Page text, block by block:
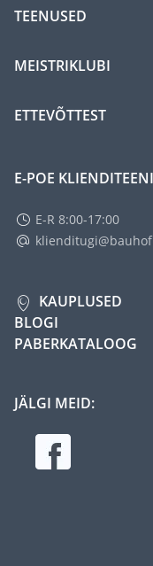
TEENUSED
MEISTRIKLUBI
ETTEVÕTTEST
E-POE
E-R 8:00-17:00
KAUPLUSED
BLOGI
PABERKATALOOG
JÄLGI MEID: